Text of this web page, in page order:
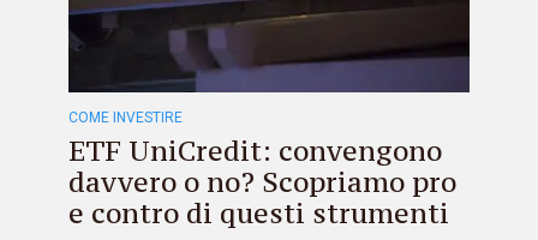
COME INVESTIRE
ETF UniCredit: convengono
davvero o no? Scopriamo pro
e contro di questi strumenti